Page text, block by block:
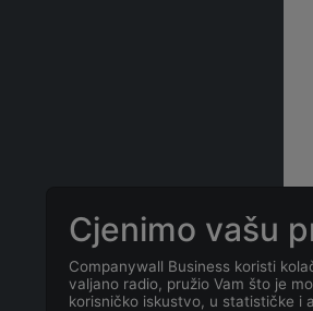
Cjenimo vašu
Companywall Business koristi
valjano radio, pružio Vam što je
korisničko iskustvo, u statističke i